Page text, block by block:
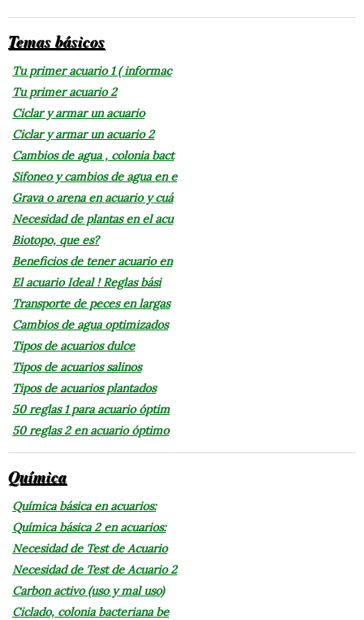
Temas básicos
Tu primer acuario 1 ( informac
Tu primer acuario 2
Ciclar y armar un acuario
Ciclar y armar un acuario 2
Cambios de agua , colonia bact
Sifoneo y cambios de agua en e
Grava o arena en acuario y cuá
Necesidad de plantas en el acu
Biotopo, que es?
Beneficios de tener acuario en
El acuario Ideal ! Reglas bási
Transporte de peces en largas
Cambios de agua optimizados
Tipos de acuarios dulce
Tipos de acuarios salinos
Tipos de acuarios plantados
50 reglas 1 para acuario óptim
50 reglas 2 en acuario óptimo
Química
Química básica en acuarios:
Química básica 2 en acuarios:
Necesidad de Test de Acuario
Necesidad de Test de Acuario 2
Carbon activo (uso y mal uso)
Ciclado, colonia bacteriana be